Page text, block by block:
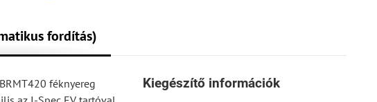
fordítás)
féknyereg
Kiegészítő információk